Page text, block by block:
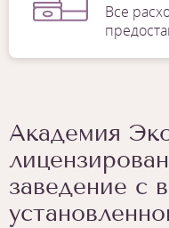
Все
Академия
заведение с